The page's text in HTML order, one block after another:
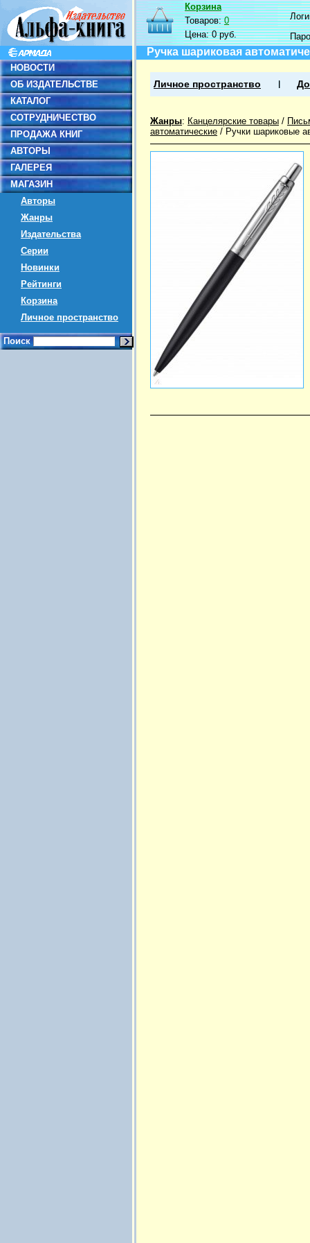
НОВОСТИ
ОБ ИЗДАТЕЛЬСТВЕ
КАТАЛОГ
СОТРУДНИЧЕСТВО
ПРОДАЖА КНИГ
АВТОРЫ
ГАЛЕРЕЯ
МАГАЗИН
Авторы
Жанры
Издательства
Серии
Новинки
Рейтинги
Корзина
Личное пространство
Поиск
Корзина
Товаров:0
Цена:0 руб.
Ручка шариковая
Личное пространство
Жанры: Канцелярские товары /
автоматические / Ручки шариковые